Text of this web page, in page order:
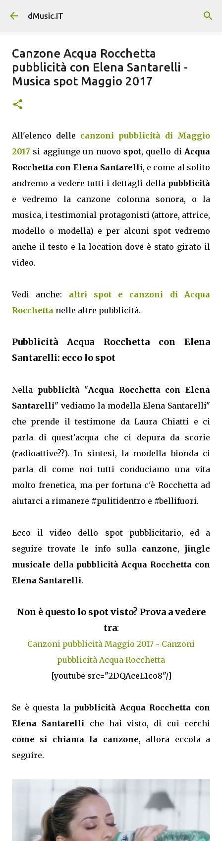
Passa ai contenuti principali
dMusic.IT
Canzone Acqua Rocchetta
pubblicità con Elena Santarelli -
Musica spot Maggio 2017
All'elenco delle canzoni pubblicità di Maggio
2017 si aggiunge un nuovo spot, quello di Acqua
Rocchetta con Elena Santarelli, e come al solito
andremo a vedere tutti i dettagli della pubblicità
e vedremo la canzone colonna sonora, o la
musica, i testimonial protagonisti (attore, attrice,
modello o modella) e per alcuni spot vedremo
anche il testo e la location dove è stato girato il
video.
Vedi anche: altri spot e canzoni di Acqua
Rocchetta nelle altre pubblicità.
Pubblicità Acqua Rocchetta con Elena
Santarelli: ecco lo spot
Nella pubblicità"Acqua Rocchetta con Elena
Santarelli" vediamo la modella Elena Santarelli"
che prende il testimone da Laura Chiatti e ci
parla di quest'acqua che ci depura da scorie
(radioattive??). In sintesi, la modella bionda ci
parla di come noi tutti conduciamo una vita
molto frenetica, ma per fortuna c'è Rocchetta ad
aiutarci a rimanere #pulitidentro e #bellifuori.
Ecco il video dello spot pubblicitario, ed a
seguire trovate le info sulla canzone,jingle
musicale della pubblicità Acqua Rocchetta con
Elena Santarelli.
Non è questo lo spot visto? Prova a vedere
tra:
Canzoni pubblicità Maggio 2017 - Canzoni
pubblicità Acqua Rocchetta
[youtube src="2DQAceL1co8"/]
Se è questa la pubblicità Acqua Rocchetta con
Elena Santarelli che hai visto, di cui cerchi
come si chiama la canzone, allora eccola a
seguire.